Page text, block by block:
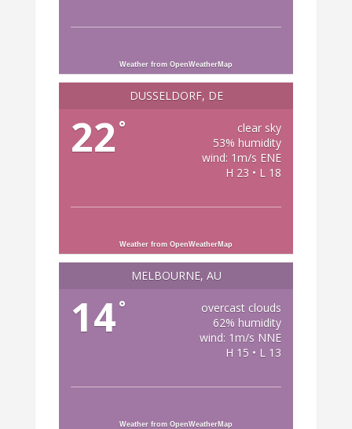
Weather from OpenWeatherMap
DÜSSELDORF, DE
22 °
clear sky
53% humidity
wind: 1m/s ENE
H 23 • L 18
Weather from OpenWeatherMap
MELBOURNE, AU
14°
overcast clouds
62% humidity
wind: 1m/s NNE
H 15 • L 13
Weather from OpenWeatherMap